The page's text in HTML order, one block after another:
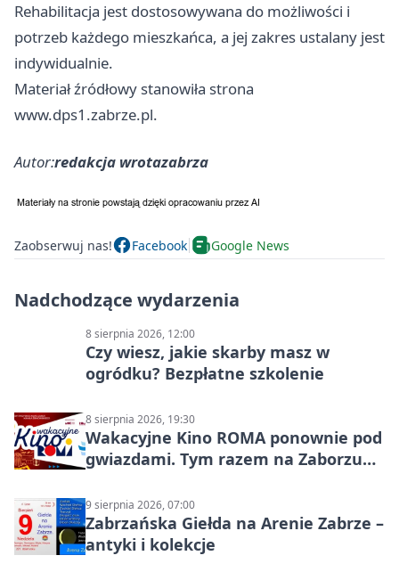
Rehabilitacja jest dostosowywana do możliwości i
potrzeb każdego mieszkańca, a jej zakres ustalany jest
indywidualnie.
Materiał źródłowy stanowiła strona
www.dps1.zabrze.pl.
Autor:redakcja wrotazabrza
Zaobserwuj nas! Facebook Google News
Nadchodzące wydarzenia
8 sierpnia 2026, 12:00
Czy wiesz, jakie skarby masz w
ogródku? Bezpłatne szkolenie
8 sierpnia 2026, 19:30
Wakacyjne Kino ROMA ponownie pod
gwiazdami. Tym razem na Zaborzu
9 sierpnia 2026, 07:00
Zabrzańska Giełda na Arenie Zabrze –
antyki i kolekcje